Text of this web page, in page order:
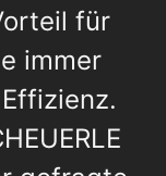
für
immer